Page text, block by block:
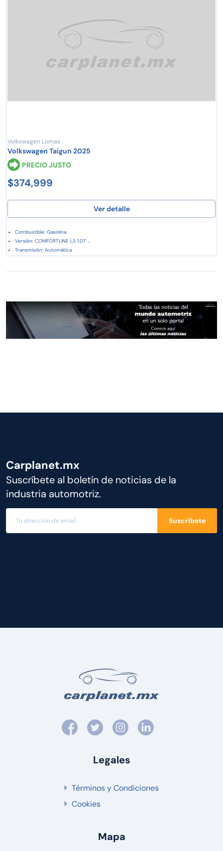
Volkswagen Lomas
Volkswagen Taigun 2025
PRECIO JUSTO
$374,999
Ver detalle
Combustible: Gasolina
Versión: COMFORTLINE L3 1.0T ...
Transmisión: Automática
Carplanet.mx
Suscríbete al boletín de noticias de la
industria automotriz.
Suscríbete
Legales
Términos y Condiciones
Cookies
Mapa